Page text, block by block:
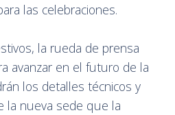
las celebraciones.
la rueda de prensa
avanzar en el futuro de la
los detalles técnicos y
la nueva sede que la